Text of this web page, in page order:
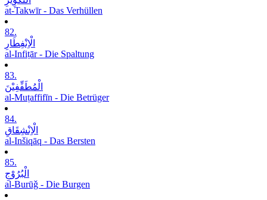
at-Takwīr - Das Verhüllen
82.
الْاِنْفِطَارِ
al-Infiṭār - Die Spaltung
83.
الْمُطَفِّفِیْنَ
al-Muṭaffifīn - Die Betrüger
84.
الْاِنْشِقَاقِ
al-Inšiqāq - Das Bersten
85.
الْبُرُوْجِ
al-Burūǧ - Die Burgen